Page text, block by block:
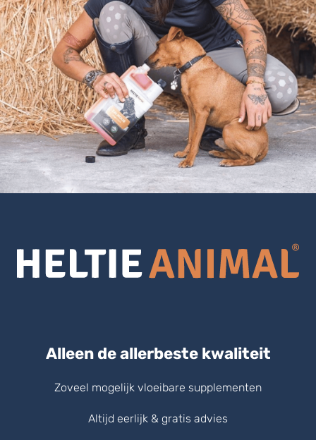
Alleen de allerbeste kwaliteit
Zoveel mogelijk vloeibare supplementen
Altijd eerlijk & gratis advies